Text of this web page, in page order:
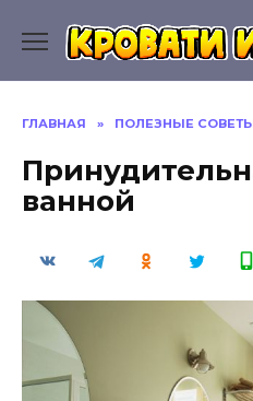
содержанию
ГЛАВНАЯ » ПОЛЕЗНЫЕ
ванной